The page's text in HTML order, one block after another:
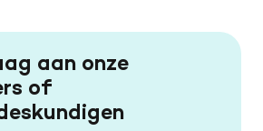
aan onze
of